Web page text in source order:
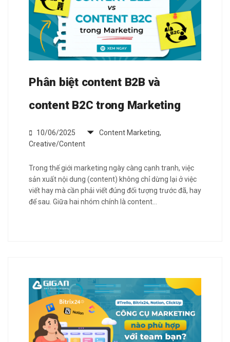
Phân biệt content B2B và
content B2C trong Marketing
10/06/2025 Content Marketing,
Creative/Content
Trong thế giới marketing ngày càng cạnh tranh, việc
sản xuất nội dung (content) không chỉ dừng lại ở việc
viết hay mà cần phải viết đúng đối tượng trước đã, hay
để sau. Giữa hai nhóm chính là content…